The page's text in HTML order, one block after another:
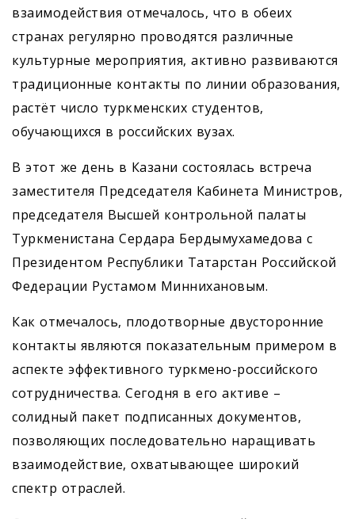
взаимодействия отмечалось, что в обеих
странах регулярно проводятся различные
культурные мероприятия, активно развиваются
традиционные контакты по линии образования,
растёт число туркменских студентов,
обучающихся в российских вузах.
В этот же день в Казани состоялась встреча
заместителя Председателя Кабинета Министров,
председателя Высшей контрольной палаты
Туркменистана Сердара Бердымухамедова с
Президентом Республики Татарстан Российской
Федерации Рустамом Миннихановым.
Как отмечалось, плодотворные двусторонние
контакты являются показательным примером в
аспекте эффективного туркмено-российского
сотрудничества. Сегодня в его активе –
солидный пакет подписанных документов,
позволяющих последовательно наращивать
взаимодействие, охватывающее широкий
спектр отраслей.